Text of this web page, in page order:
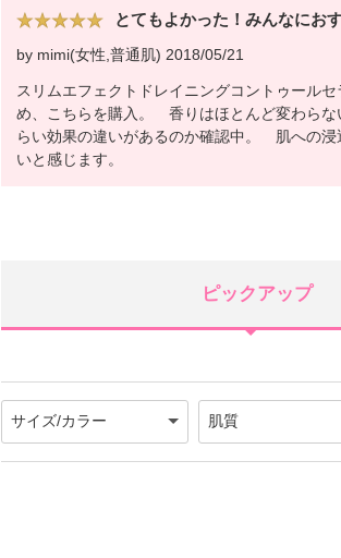
とてもよかった！みんなにお
by mimi(女性,普通肌) 2018/05/21
スリムエフェクトドレイニングコントゥール
め、こちらを購入。 香りはほとんど変わらな
らい効果の違いがあるのか確認中。 肌への浸
いと感じます。
ピックアップ